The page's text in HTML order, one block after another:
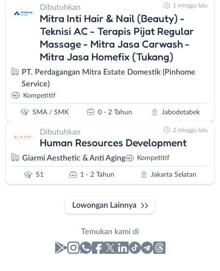
Dibutuhkan
Mitra Inti Hair & Nail (Beauty) -
Teknisi AC - Terapis Pijat Regular
Massage - Mitra Jasa Carwash -
Mitra Jasa Homefix (Tukang)
PT. Perdagangan Mitra Estate Domestik (Pinhome
Service)
Kompetitif
SMA / SMK 0 - 2 Tahun Jabodetabek
1 minggu lalu
Dibutuhkan
Human Resources Development
Giarmi Aesthetic & Anti Aging Kompetitif
S1 1 - 2 Tahun Jakarta Selatan
2 minggu lalu
Lowongan Lainnya
Temukan kami di